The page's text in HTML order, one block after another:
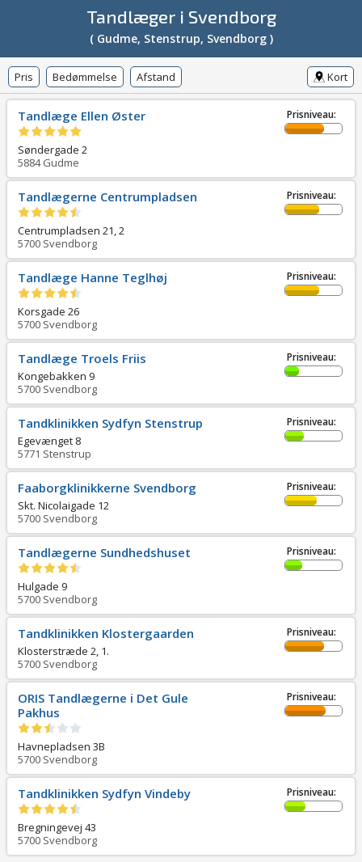
Tandlæger i Svendborg
( Gudme, Stenstrup, Svendborg )
Pris Bedømmelse Afstand Kort
Tandlæge Ellen Øster
Søndergade 2
5884 Gudme
Prisniveau:
Tandlægerne Centrumpladsen
Centrumpladsen 21, 2
5700 Svendborg
Prisniveau:
Tandlæge Hanne Teglhøj
Korsgade 26
5700 Svendborg
Prisniveau:
Tandlæge Troels Friis
Kongebakken 9
5700 Svendborg
Prisniveau:
Tandklinikken Sydfyn Stenstrup
Egevænget 8
5771 Stenstrup
Prisniveau:
Faaborgklinikkerne Svendborg
Skt. Nicolaigade 12
5700 Svendborg
Prisniveau:
Tandlægerne Sundhedshuset
Hulgade 9
5700 Svendborg
Prisniveau:
Tandklinikken Klostergaarden
Klosterstræde 2, 1.
5700 Svendborg
Prisniveau:
ORIS Tandlægerne i Det Gule
Pakhus
Havnepladsen 3B
5700 Svendborg
Prisniveau:
Tandklinikken Sydfyn Vindeby
Bregningevej 43
5700 Svendborg
Prisniveau: